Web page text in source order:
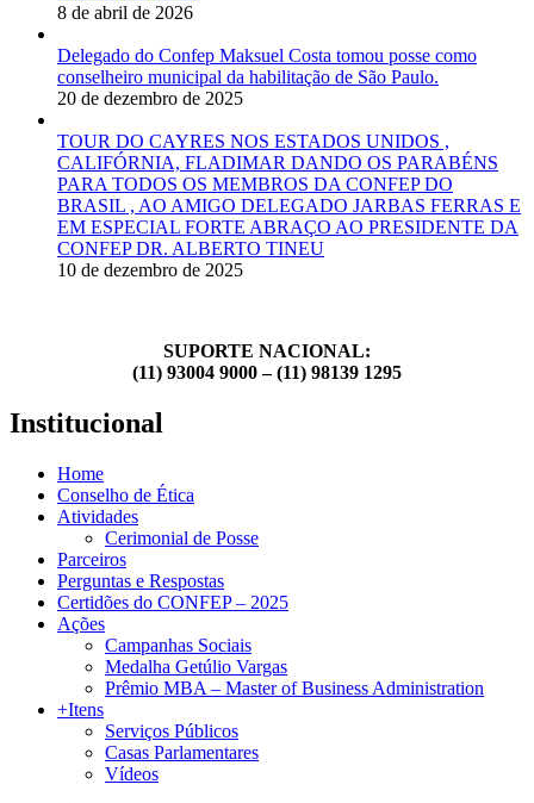
8 de abril de 2026
Delegado do Confep Maksuel Costa tomou posse como
conselheiro municipal da habilitação de São Paulo.
20 de dezembro de 2025
TOUR DO CAYRES NOS ESTADOS UNIDOS ,
CALIFÓRNIA, FLADIMAR DANDO OS PARABÉNS
PARA TODOS OS MEMBROS DA CONFEP DO
BRASIL , AO AMIGO DELEGADO JARBAS FERRAS E
EM ESPECIAL FORTE ABRAÇO AO PRESIDENTE DA
CONFEP DR. ALBERTO TINEU
10 de dezembro de 2025
SUPORTE NACIONAL:
(11) 93004 9000 – (11) 98139 1295
Institucional
Home
Conselho de Ética
Atividades
Cerimonial de Posse
Parceiros
Perguntas e Respostas
Certidões do CONFEP – 2025
Ações
Campanhas Sociais
Medalha Getúlio Vargas
Prêmio MBA – Master of Business Administration
+Itens
Serviços Públicos
Casas Parlamentares
Vídeos